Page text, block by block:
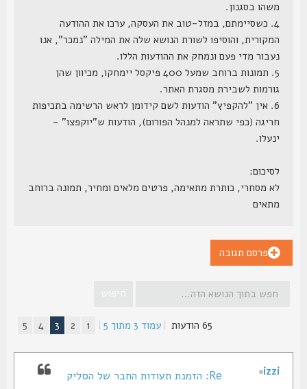
משהו בסגנון.
4. כשסיימתם, במזל-טוב את העסקה, ערכו את ההודעה
המקורית, והוסיפו לשורת הנושא שלה את המילה "נמכר", אנו
נעבור מדי פעם ונמחק את ההודעות הללו.
5. תמונות ברוחב שמעל 400 פיקסל יימחקו, מכיוון שהן
גורמות לשבירת מסגרת האתר.
6. אין "להקפיץ" הודעות לשם קידומן לראש הרשימה בתכיפות
חריגה (כפי שתראה למנהל הפורום), הודעות ש"יוקפצו" -
ינעלו.
לסיכום:
לא מסחרי, כותרת מתאימה, פרטים מלאים ומחיר, תמונה ברוחב
מתאים
פרסם תגובה
|עמוד3מתוך5
|
1
5